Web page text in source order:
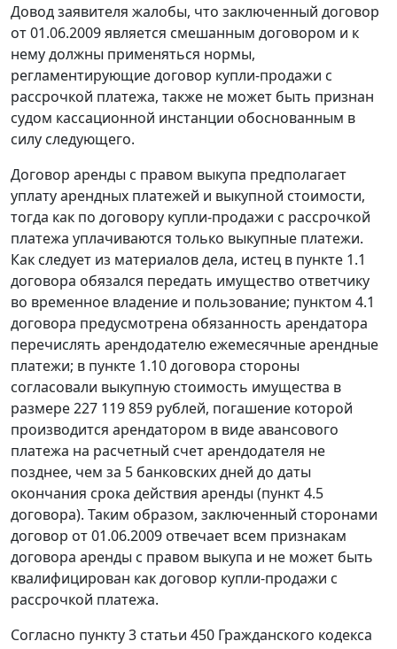
Довод заявителя жалобы, что заключенный договор
от 01.06.2009 является смешанным договором и к
нему должны применяться нормы,
регламентирующие договор купли-продажи с
рассрочкой платежа, также не может быть признан
судом кассационной инстанции обоснованным в
силу следующего.
Договор аренды с правом выкупа предполагает
уплату арендных платежей и выкупной стоимости,
тогда как по договору купли-продажи с рассрочкой
платежа уплачиваются только выкупные платежи.
Как следует из материалов дела, истец в пункте 1.1
договора обязался передать имущество ответчику
во временное владение и пользование; пунктом 4.1
договора предусмотрена обязанность арендатора
перечислять арендодателю ежемесячные арендные
платежи; в пункте 1.10 договора стороны
согласовали выкупную стоимость имущества в
размере 227 119 859 рублей, погашение которой
производится арендатором в виде авансового
платежа на расчетный счет арендодателя не
позднее, чем за 5 банковских дней до даты
окончания срока действия аренды (пункт 4.5
договора). Таким образом, заключенный сторонами
договор от 01.06.2009 отвечает всем признакам
договора аренды с правом выкупа и не может быть
квалифицирован как договор купли-продажи с
рассрочкой платежа.
Согласно пункту 3 статьи 450 Гражданского кодекса